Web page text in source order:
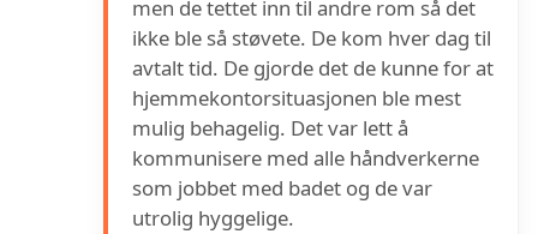
men de tettet inn til andre rom så det
ikke ble så støvete. De kom hver dag til
avtalt tid. De gjorde det de kunne for at
hjemmekontorsituasjonen ble mest
mulig behagelig. Det var lett å
kommunisere med alle håndverkerne
som jobbet med badet og de var
utrolig hyggelige.